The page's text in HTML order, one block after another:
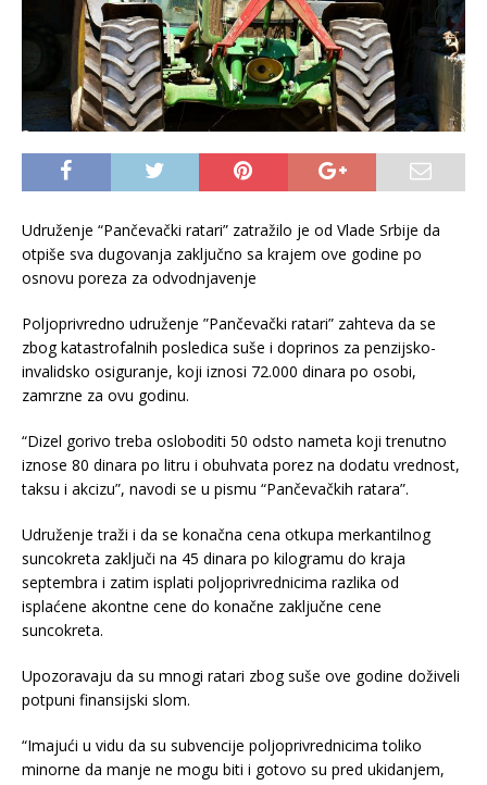
Udruženje “Pančevački ratari” zatražilo je od Vlade Srbije da
otpiše sva dugovanja zaključno sa krajem ove godine po
osnovu poreza za odvodnjavenje
Poljoprivredno udruženje ”Pančevački ratari” zahteva da se
zbog katastrofalnih posledica suše i doprinos za penzijsko-
invalidsko osiguranje, koji iznosi 72.000 dinara po osobi,
zamrzne za ovu godinu.
“Dizel gorivo treba osloboditi 50 odsto nameta koji trenutno
iznose 80 dinara po litru i obuhvata porez na dodatu vrednost,
taksu i akcizu”, navodi se u pismu “Pančevačkih ratara”.
Udruženje traži i da se konačna cena otkupa merkantilnog
suncokreta zaključi na 45 dinara po kilogramu do kraja
septembra i zatim isplati poljoprivrednicima razlika od
isplaćene akontne cene do konačne zaključne cene
suncokreta.
Upozoravaju da su mnogi ratari zbog suše ove godine doživeli
potpuni finansijski slom.
“Imajući u vidu da su subvencije poljoprivrednicima toliko
minorne da manje ne mogu biti i gotovo su pred ukidanjem,